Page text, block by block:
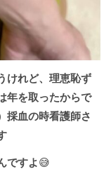
けれど、理恵恥ず
年を取ったからで
採血の時看護師さ
ですよ 😅